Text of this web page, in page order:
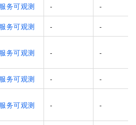
务可观测 - -
务可观测 - -
务可观测 - -
务可观测 - -
务可观测 - -